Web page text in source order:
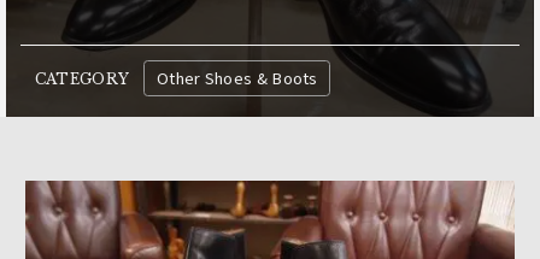
CATEGORY Other Shoes & Boots